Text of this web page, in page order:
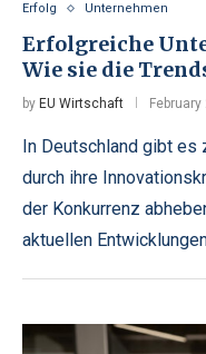
Erfolg Unternehmen
Erfolgreiche
Wie sie die
by EU Wirtschaft
In Deutschland gibt es
durch ihre
der Konkurrenz
aktuellen